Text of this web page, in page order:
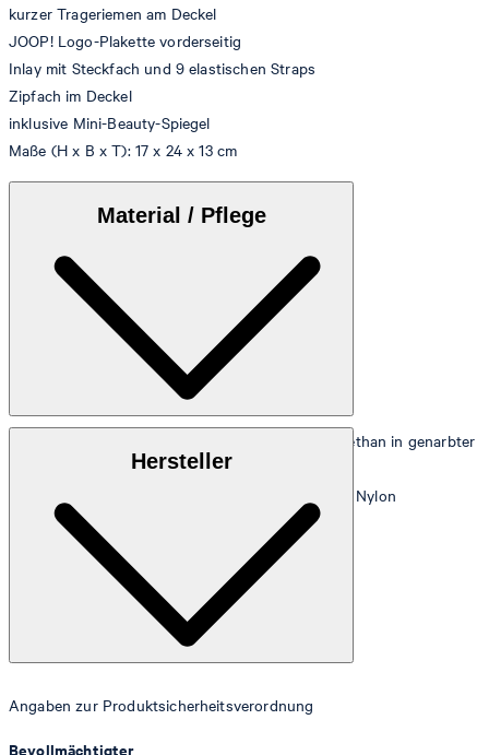
kurzer Trageriemen am Deckel
JOOP! Logo-Plakette vorderseitig
Inlay mit Steckfach und 9 elastischen Straps
Zipfach im Deckel
inklusive Mini-Beauty-Spiegel
Maße (H x B x T): 17 x 24 x 13 cm
Material / Pflege
Edles Kunstleder aus 100% Polyurethan in genarbter
Glatte, strapazierfähige Qualität aus 100% Nylon
Hersteller
Angaben zur Produktsicherheitsverordnung
Bevollmächtigter